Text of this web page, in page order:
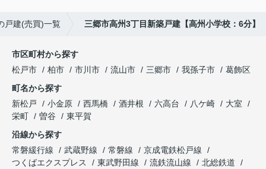
戸建(売買)一覧 三郷市高州3丁目新築戸建【高州小学校：6分】
市区町村から探す
松戸市
柏市 市川市 流山市 三郷市 我孫子市
葛飾区
町名から探す
新松戸
小金原 西馬橋 酒井根 六高台 八ケ崎
大室
栄町
曽谷
東平賀
沿線から探す
常磐緩行線
武蔵野線 常磐線
京成電鉄松戸線
つくばエクスプレス
東武野田線 流鉄流山線
北総鉄道